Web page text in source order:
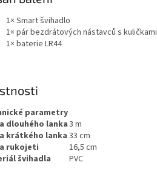
1× Smart švihadlo
1× pár bezdrátových nástavců s kuličkami
1× baterie LR44
parametry
dlouhého lanka3 m
krátkého lanka 33 cm
rukojeti
16,5 cm
švihadla
PVC